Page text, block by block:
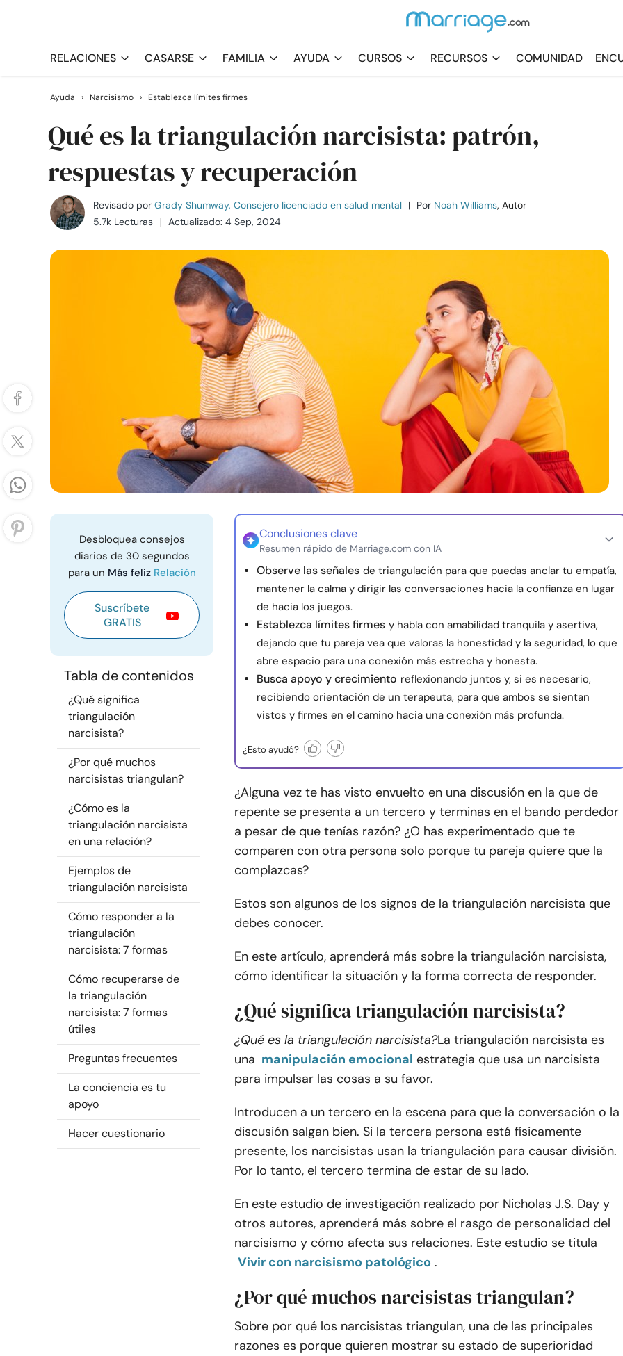
RELACIONES CASARSE FAMILIA AYUDA CURSOS RECURSOS COMUNIDAD
Ayuda › Narcisismo › Establezca límites firmes
Qué es la triangulación narcisista: patrón,
respuestas y recuperación
Revisado por Grady Shumway, Consejero licenciado en salud mental | Por Noah Williams, Autor
5.7k Lecturas
Actualizado: 4 Sep, 2024
Desbloquea consejos
diarios de 30 segundos
para un Más feliz Relación
Suscríbete
GRATIS
Tabla de contenidos
¿Qué significa
triangulación
narcisista?
¿Por qué muchos
narcisistas triangulan?
¿Cómo es la
triangulación narcisista
en una relación?
Ejemplos de
triangulación narcisista
Cómo responder a la
triangulación
narcisista: 7 formas
Cómo recuperarse de
la triangulación
narcisista: 7 formas
útiles
Preguntas frecuentes
La conciencia es tu
apoyo
Hacer cuestionario
Conclusiones clave
Resumen rápido de Marriage.com con IA
Observe las señales de triangulación para que puedas anclar tu empatía,
mantener la calma y dirigir las conversaciones hacia la confianza en lugar
de hacia los juegos.
Establezca límites firmes y habla con amabilidad tranquila y asertiva,
dejando que tu pareja vea que valoras la honestidad y la seguridad, lo que
abre espacio para una conexión más estrecha y honesta.
Busca apoyo y crecimiento reflexionando juntos y, si es necesario,
recibiendo orientación de un terapeuta, para que ambos se sientan
vistos y firmes en el camino hacia una conexión más profunda.
¿Esto ayudó?
¿Alguna vez te has visto envuelto en una discusión en la que de
repente se presenta a un tercero y terminas en el bando perdedor
a pesar de que tenías razón? ¿O has experimentado que te
comparen con otra persona solo porque tu pareja quiere que la
complazcas?
Estos son algunos de los signos de la triangulación narcisista que
debes conocer.
En este artículo, aprenderá más sobre la triangulación narcisista,
cómo identificar la situación y la forma correcta de responder.
¿Qué significa triangulación narcisista?
¿Qué es la triangulación narcisista?La triangulación narcisista es
una manipulación emocional estrategia que usa un narcisista
para impulsar las cosas a su favor.
Introducen a un tercero en la escena para que la conversación o la
discusión salgan bien. Si la tercera persona está físicamente
presente, los narcisistas usan la triangulación para causar división.
Por lo tanto, el tercero termina de estar de su lado.
En este estudio de investigación realizado por Nicholas J.S. Day y
otros autores, aprenderá más sobre el rasgo de personalidad del
narcisismo y cómo afecta sus relaciones. Este estudio se titula
Vivir con narcisismo patológico .
¿Por qué muchos narcisistas triangulan?
Sobre por qué los narcisistas triangulan, una de las principales
razones es porque quieren mostrar su estado de superioridad